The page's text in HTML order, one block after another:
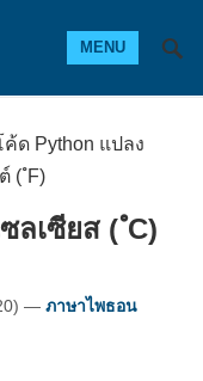
MENU
ค้ด Python แปลง
( ํF)
ลเซียส ( ํC)
) — ภาษาไพธอน